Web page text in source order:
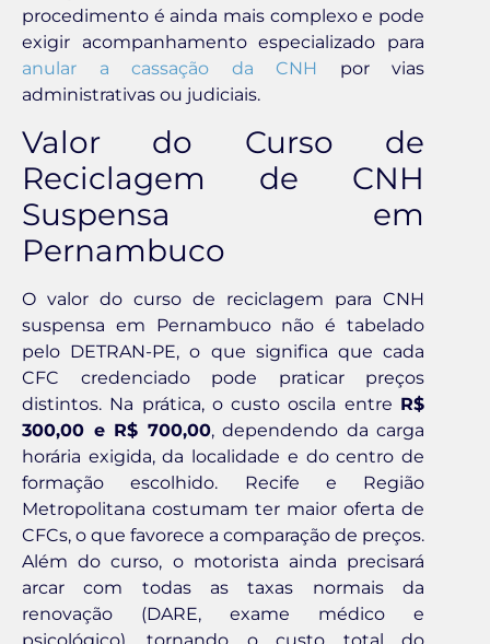
procedimento é ainda mais complexo e pode
exigir acompanhamento especializado para
anular a cassação da CNH por vias
administrativas ou judiciais.
Valor do Curso de
Reciclagem de CNH
Suspensa em
Pernambuco
O valor do curso de reciclagem para CNH
suspensa em Pernambuco não é tabelado
pelo DETRAN-PE, o que significa que cada
CFC credenciado pode praticar preços
distintos. Na prática, o custo oscila entre R$
300,00 e R$ 700,00, dependendo da carga
horária exigida, da localidade e do centro de
formação escolhido. Recife e Região
Metropolitana costumam ter maior oferta de
CFCs, o que favorece a comparação de preços.
Além do curso, o motorista ainda precisará
arcar com todas as taxas normais da
renovação (DARE, exame médico e